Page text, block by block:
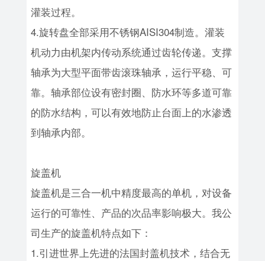
灌装过程。
4.旋转盘全部采用不锈钢AISI304制造。灌装
机动力由机架内传动系统通过齿轮传递。支撑
轴承为大型平面带齿滚珠轴承，运行平稳、可
靠。轴承部位设有密封圈、防水环等多道可靠
的防水结构，可以有效地防止台面上的水渗透
到轴承内部。
旋盖机
旋盖机是三合一机中精度最高的单机，对设备
运行的可靠性、产品的次品率影响极大。我公
司生产的旋盖机特点如下：
1.引进世界上先进的法国封盖机技术，结合无